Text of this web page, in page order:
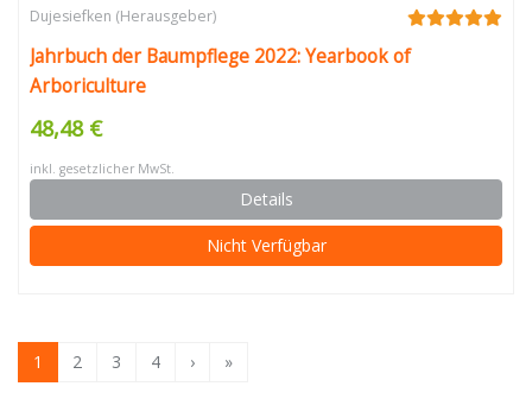
Dujesiefken (Herausgeber)
Jahrbuch der Baumpflege 2022: Yearbook of
Arboriculture
48,48 €
inkl. gesetzlicher MwSt.
Details
Nicht Verfügbar
1 2 3 4 › »